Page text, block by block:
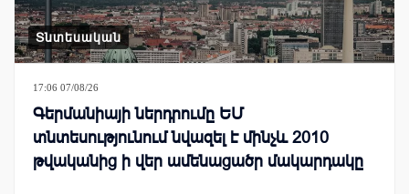
Տնտեսական
17:06 07/08/26
Գերմանիայի ներդրումը ԵՄ
տնտեսությունում նվազել է մինչև 2010
թվականից ի վեր ամենացածր մակարդակը